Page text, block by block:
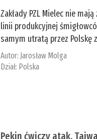
Zakłady PZL Mielec nie
linii produkcyjnej
samym utratą przez Polskę
Autor: Jarosław Molga
Dział: Polska
Pekin ćwiczy atak,